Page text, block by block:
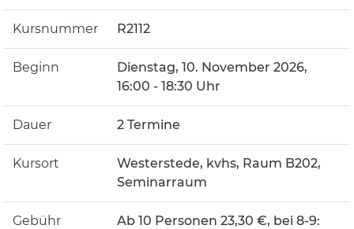
Kursnummer R2112
Beginn
Dienstag, 10. November 2026,
16:00 - 18:30 Uhr
Dauer 2 Termine
Kursort
Westerstede, kvhs, Raum B202,
Seminarraum
Gebühr
Ab 10 Personen 23,30 €, bei 8-9: